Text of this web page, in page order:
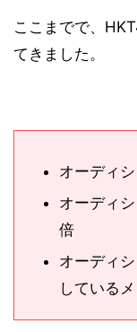
ここまでで、
てきました。
オーディ
オーディ
倍
オーディ
している